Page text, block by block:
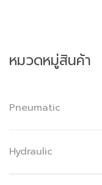
หมวดหมู่สินค้า
Pneumatic
Hydraulic